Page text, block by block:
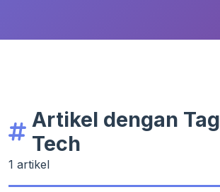
Artikel dengan
Tech
1 artikel